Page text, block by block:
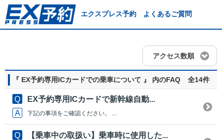
エクスプレス予約 よくあるご質問
アクセス数順
『 EX予約専用ICカードでの乗車について 』 内のFAQ 全14件
EX予約専用ICカードで新幹線自動...
下記の事項をご確認ください。 ...
【乗車中の取扱い】乗車時に使用した...